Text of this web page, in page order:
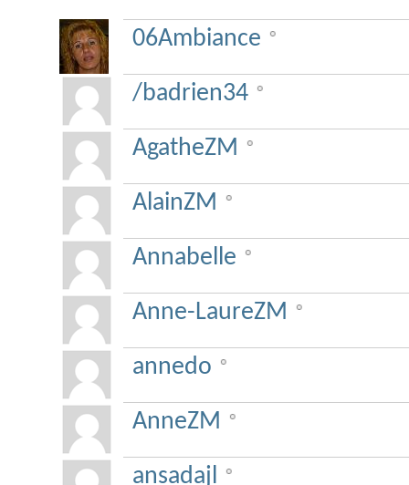
06Ambiance
/badrien34
AgatheZM
AlainZM
Annabelle
Anne-LaureZM
annedo
AnneZM
ansadajl